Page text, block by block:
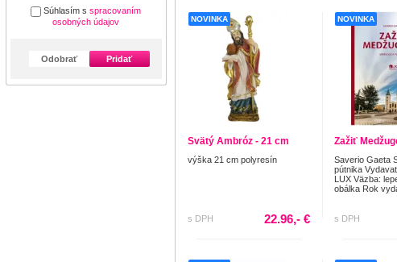
Súhlasím sspracovaním
osobných údajov
Odobrať Pridať
NOVINKA
Svätý Ambróz - 21 cm
výška 21 cm polyresín
s DPH 22.96,- €
NOVINKA
Zažiť
Saverio Gaeta
pútnika
LUX Väzba:
obálka Rok
s DPH